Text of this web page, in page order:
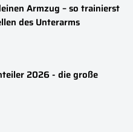
Armzug – so trainierst
des Unterarms
2026 - die große